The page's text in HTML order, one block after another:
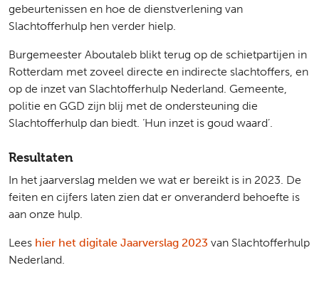
gebeurtenissen en hoe de dienstverlening van
Slachtofferhulp hen verder hielp.
Burgemeester Aboutaleb blikt terug op de schietpartijen in
Rotterdam met zoveel directe en indirecte slachtoffers, en
op de inzet van Slachtofferhulp Nederland. Gemeente,
politie en GGD zijn blij met de ondersteuning die
Slachtofferhulp dan biedt. ‘Hun inzet is goud waard’.
Resultaten
In het jaarverslag melden we wat er bereikt is in 2023. De
feiten en cijfers laten zien dat er onveranderd behoefte is
aan onze hulp.
Lees hier het digitale Jaarverslag 2023 van Slachtofferhulp
Nederland.